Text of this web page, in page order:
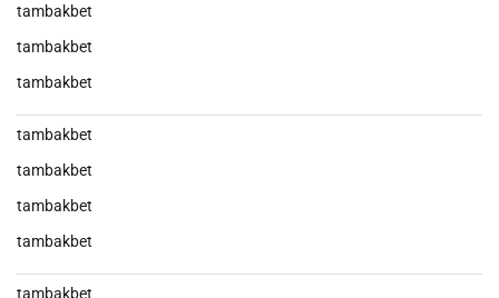
tambakbet
tambakbet
tambakbet
tambakbet
tambakbet
tambakbet
tambakbet
tambakbet